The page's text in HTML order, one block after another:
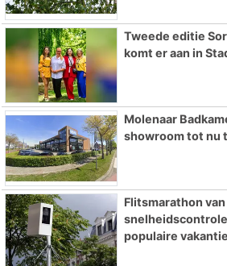
Tweede editie
komt er aan in
Molenaar
showroom tot nu
Flitsmarathon
populaire